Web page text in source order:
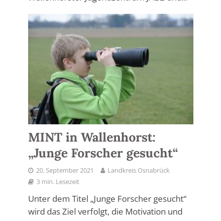
MINT in Wallenhorst:
„Junge Forscher gesucht“
20. September 2021
Landkreis Osnabrück
3 min. Lesezeit
Unter dem Titel „Junge Forscher gesucht“
wird das Ziel verfolgt, die Motivation und